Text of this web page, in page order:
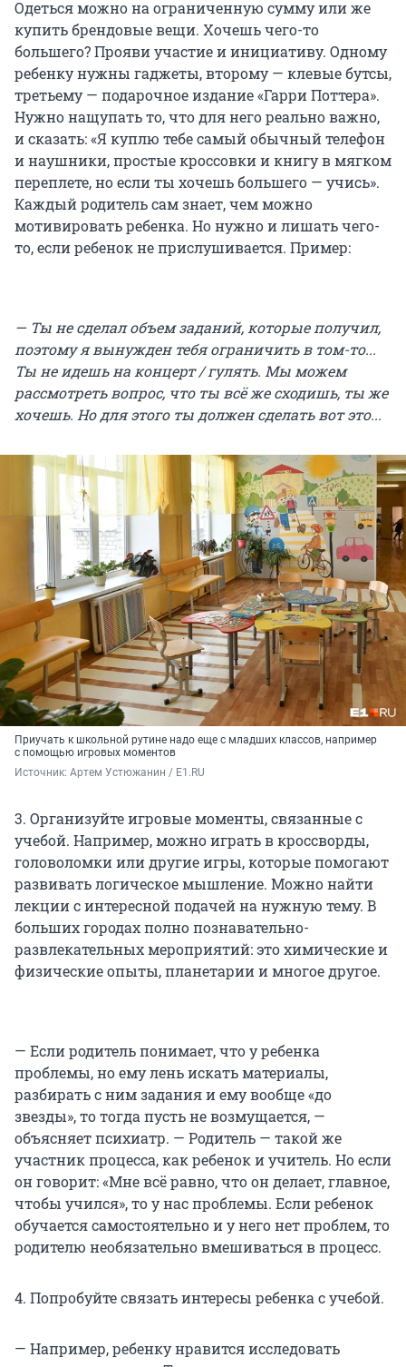
Одеться можно на ограниченную сумму или же
купить брендовые вещи. Хочешь чего-то
большего? Прояви участие и инициативу. Одному
ребенку нужны гаджеты, второму — клевые бутсы,
третьему — подарочное издание «Гарри Поттера».
Нужно нащупать то, что для него реально важно,
и сказать: «Я куплю тебе самый обычный телефон
и наушники, простые кроссовки и книгу в мягком
переплете, но если ты хочешь большего — учись».
Каждый родитель сам знает, чем можно
мотивировать ребенка. Но нужно и лишать чего-
то, если ребенок не прислушивается. Пример:
— Ты не сделал объем заданий, которые получил,
поэтому я вынужден тебя ограничить в том-то...
Ты не идешь на концерт / гулять. Мы можем
рассмотреть вопрос, что ты всё же сходишь, ты же
хочешь. Но для этого ты должен сделать вот это...
Приучать к школьной рутине надо еще с младших классов, например
с помощью игровых моментов
Источник: Артем Устюжанин / E1.RU
3. Организуйте игровые моменты, связанные с
учебой. Например, можно играть в кроссворды,
головоломки или другие игры, которые помогают
развивать логическое мышление. Можно найти
лекции с интересной подачей на нужную тему. В
больших городах полно познавательно-
развлекательных мероприятий: это химические и
физические опыты, планетарии и многое другое.
— Если родитель понимает, что у ребенка
проблемы, но ему лень искать материалы,
разбирать с ним задания и ему вообще «до
звезды», то тогда пусть не возмущается, —
объясняет психиатр. — Родитель — такой же
участник процесса, как ребенок и учитель. Но если
он говорит: «Мне всё равно, что он делает, главное,
чтобы учился», то у нас проблемы. Если ребенок
обучается самостоятельно и у него нет проблем, то
родителю необязательно вмешиваться в процесс.
4. Попробуйте связать интересы ребенка с учебой.
— Например, ребенку нравится исследовать